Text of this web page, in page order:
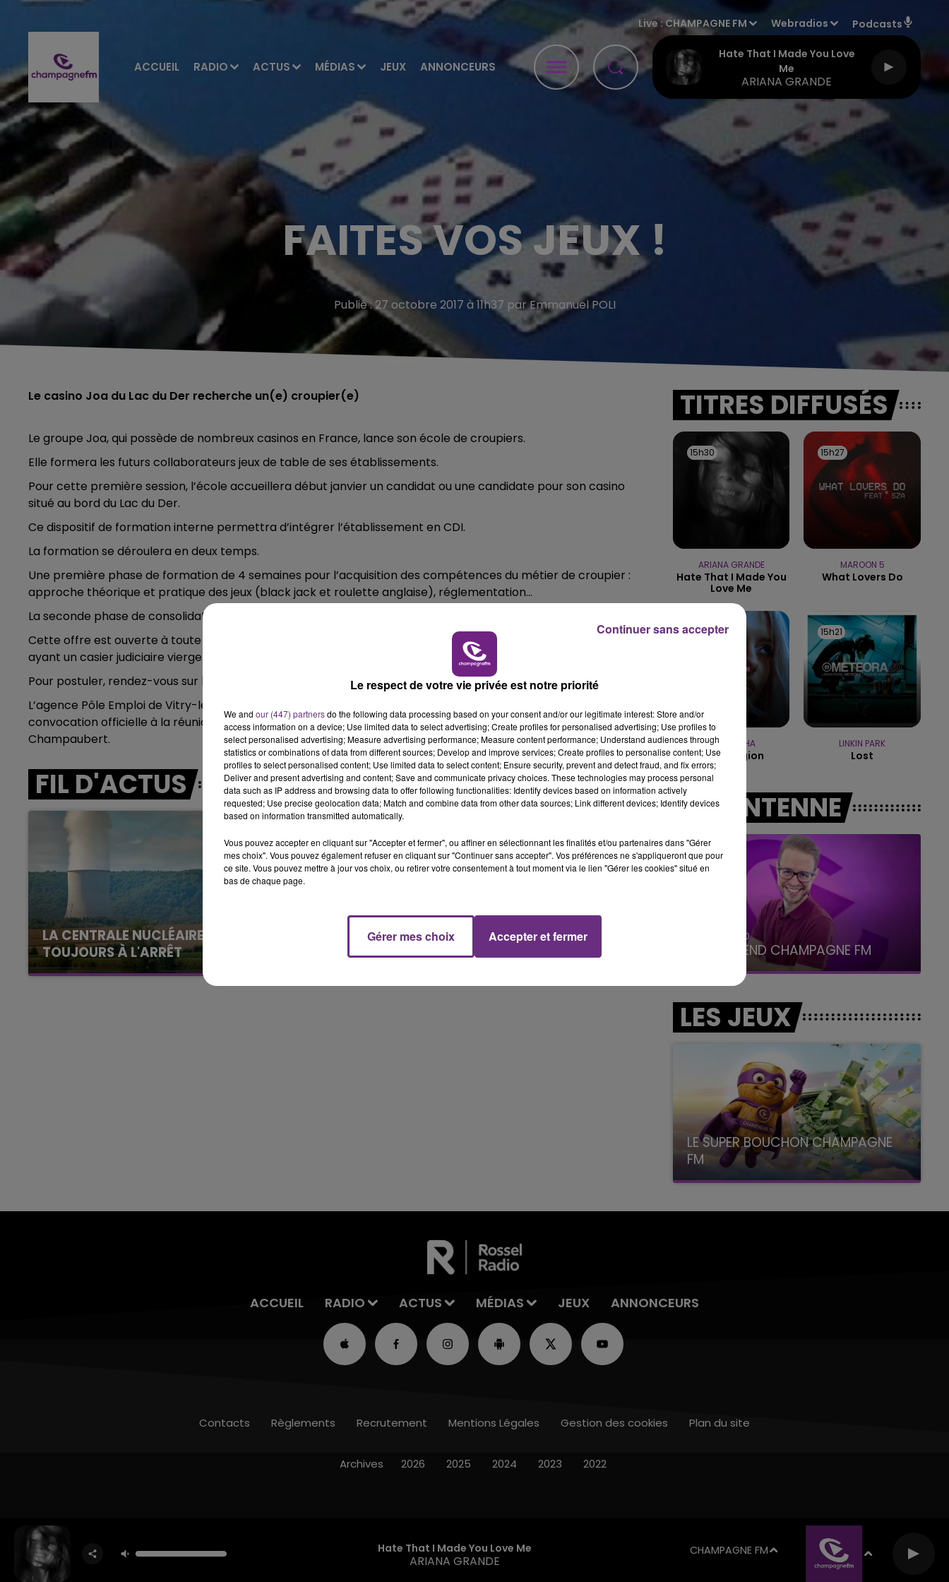
ACCUEIL RADIO ACTUS MÉDIAS JEUX ANNONCEURS
Live :CHAMPAGNE FM Webradios Podcasts
Hate That I Made You Love
Me
ARIANA GRANDE
7h00 - 12h00
LE WEEK-END CHAMPAGNE FM
16h00 - 20h00
LE WEEK-END CHAMPAGNE FM
7h00 - 12h00
LE WEEK-END CHAMPAGNE FM
FAITES VOS JEUX !
Publié : 27 octobre 2017 à 11h37 par Emmanuel POLI
Le casino Joa du Lac du Der recherche un(e) croupier(e)
Le groupe Joa, qui possède de nombreux casinos en France, lance son école de croupiers.
Elle formera les futurs collaborateurs jeux de table de ses établissements.
Pour cette première session, l’école accueillera début janvier un candidat ou une candidate pour son casino
situé au bord du Lac du Der.
Ce dispositif de formation interne permettra d’intégrer l’établissement en CDI.
La formation se déroulera en deux temps.
Une première phase de formation de 4 semaines pour l’acquisition des compétences du métier de croupier :
approche théorique et pratique des jeux (black jack et roulette anglaise), réglementation...
La seconde phase de consolidation, toujours de 4 semaines, permettra de parfaire l’appréhension du poste.
Cette offre est ouverte à toute personne majeure, non interdite de jeu, inscrite sur les listes électorales et
ayant un casier judiciaire vierge.
Pour postuler, rendez-vous sur le site
L’agence Pôle Emploi de Vitry-le-François prendra contact avec les candidat(e)s et leur transmettra leur
convocation officielle à la réunion d’information et de recrutement qui aura lieu le 9 novembre à Giffaumont-
Champaubert.
FIL D'ACTUS
LA CENTRALE NUCLÉAIRE DE CHOOZ
TOUJOURS À L'ARRÊT
Cela fait déjà une semaine que la centrale
nucléaire ardennaise est à l'arrêt. Une situation
LE MAGASIN JOUÉCLUB DE REIMS FERME
SES PORTES
rémois. Le magasin JouéClub est contraint de
TITRES DIFFUSÉS
15h30
15h30
ARIANA GRANDE
Hate That I Made You
Love Me
15h27
15h27
MAROON 5
What Lovers Do
15h24
15h24
BEBE REXHA
New Religion
15h21
15h21
LINKIN PARK
Lost
A L'ANTENNE
FM
7h00 - 12h00
LE WEEK-END CHAMPAGNE FM
16h00 - 20h00
LE WEEK-END CHAMPAGNE FM LE WEEK-END CHAMPAGNE FM
LES JEUX
LE SUPER BOUCHON CHAMPAGNE
FM
avec La Famille Champagne FM, à 8H10
ACCUEIL RADIO ACTUS MÉDIAS JEUX ANNONCEURS
Hate That I Made You Love Me
ARIANA GRANDE
CHAMPAGNE FM
Contacts Règlements Recrutement Mentions Légales Gestion des cookies Plan du site
Archives 2026 2025 2024 2023 2022
Le respect de votre vie privée est notre priorité
We and our (447) partnersdo the following data processing based on your consent and/or our legitimate interest: Store and/or
access information on a device; Use limited data to select advertising; Create profiles for personalised advertising; Use profiles to
select personalised advertising; Measure advertising performance; Measure content performance; Understand audiences through
statistics or combinations of data from different sources; Develop and improve services; Create profiles to personalise content; Use
profiles to select personalised content; Use limited data to select content; Ensure security, prevent and detect fraud, and fix errors;
Deliver and present advertising and content; Save and communicate privacy choices. These technologies may process personal
data such as IP address and browsing data to offer following functionalities: Identify devices based on information actively
requested; Use precise geolocation data; Match and combine data from other data sources; Link different devices; Identify devices
based on information transmitted automatically.
Vous pouvez accepter en cliquant sur "Accepter et fermer", ou affiner en sélectionnant les finalités et/ou partenaires dans "Gérer
mes choix". Vous pouvez également refuser en cliquant sur "Continuer sans accepter". Vos préférences ne s'appliqueront que pour
ce site. Vous pouvez mettre à jour vos choix, ou retirer votre consentement à tout moment via le lien "Gérer les cookies" situé en
bas de chaque page.
Gérer mes choix Accepter et fermer
Continuer sans accepter